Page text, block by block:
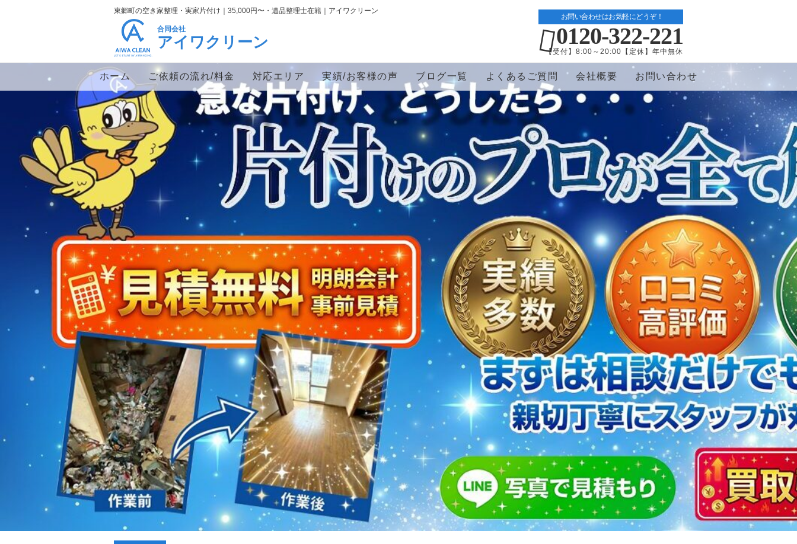
東郷町の空き家整理・実家片付け｜35,000円〜・遺品整理士在籍｜アイワクリーン
合同会社
アイワクリーン
お問い合わせはお気軽にどうぞ！
0120-322-221
【受付】8:00～20:00【定休】年中無休
ホーム ご依頼の流れ/料金 対応エリア 実績/お客様の声 ブログ一覧 よくあるご質問 会社概要 お問い合わせ
2023/01/12
買取・片付けのアイワクリーン
2023/07/24
中日新聞 岐阜版「空き家対策SOS」コーナーに掲載いただきまし…